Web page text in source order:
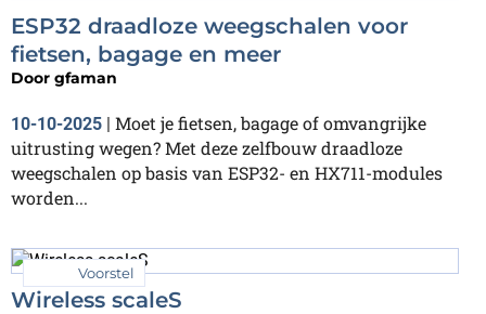
ESP32 draadloze weegschalen voor
fietsen, bagage en meer
Door gfaman
10-10-2025 | Moet je fietsen, bagage of omvangrijke
uitrusting wegen? Met deze zelfbouw draadloze
weegschalen op basis van ESP32- en HX711-modules
worden...
Voorstel
Wireless scaleS